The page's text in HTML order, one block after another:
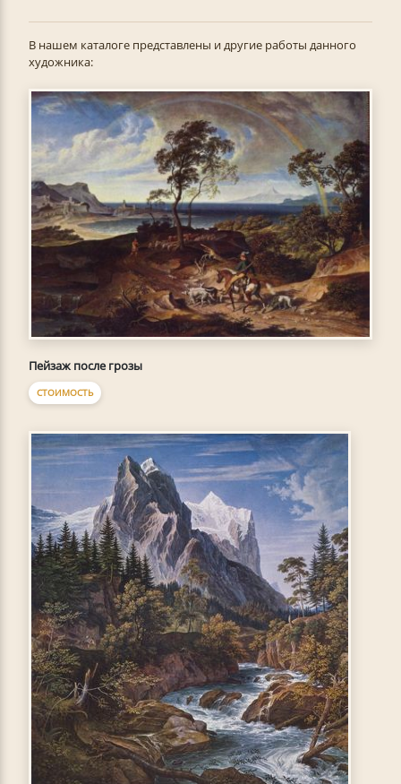
В нашем каталоге представлены и другие работы данного
художника:
Пейзаж после грозы
СТОИМОСТЬ